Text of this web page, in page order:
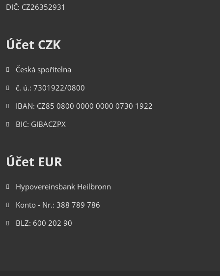
DIČ: CZ26352931
Účet CZK
Česká spořitelna
č. ú.: 7301922/0800
IBAN: CZ85 0800 0000 0000 0730 1922
BIC: GIBACZPX
Účet EUR
Hypovereinsbank Heilbronn
Konto - Nr.: 388 789 786
BLZ: 600 202 90